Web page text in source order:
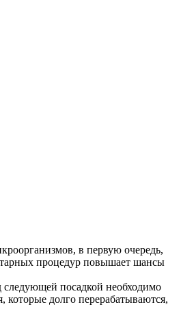
в первую очередь,
процедур повышает шансы
следующей посадкой необходимо
которые долго перерабатываются,